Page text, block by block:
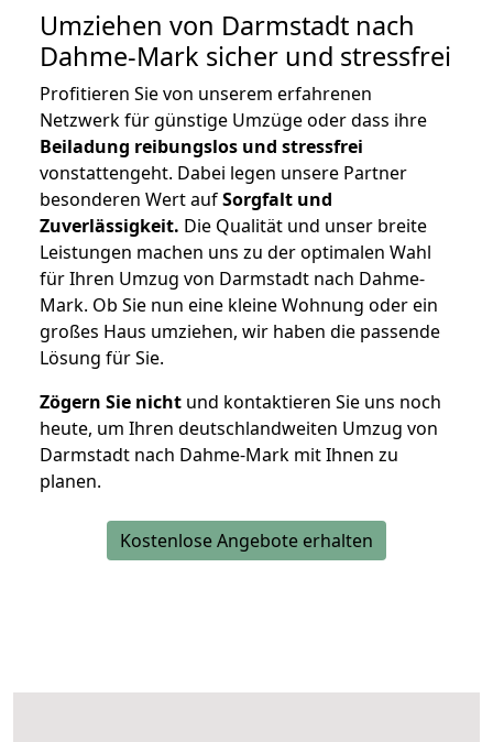
Umziehen von Darmstadt nach
Dahme-Mark sicher und stressfrei
Profitieren Sie von unserem erfahrenen
Netzwerk für günstige Umzüge oder dass ihre
Beiladung reibungslos und stressfrei
vonstattengeht. Dabei legen unsere Partner
besonderen Wert aufSorgfalt und
Zuverlässigkeit. Die Qualität und unser breite
Leistungen machen uns zu der optimalen Wahl
für Ihren Umzug von Darmstadt nach Dahme-
Mark. Ob Sie nun eine kleine Wohnung oder ein
großes Haus umziehen, wir haben die passende
Lösung für Sie.
Zögern Sie nicht und kontaktieren Sie uns noch
heute, um Ihren deutschlandweiten Umzug von
Darmstadt nach Dahme-Mark mit Ihnen zu
planen.
Kostenlose Angebote erhalten